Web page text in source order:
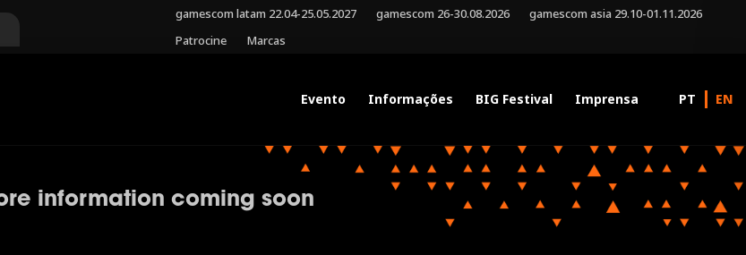
gamescom latam 22.04-25.05.2027 gamescom 26-30.08.2026
gamescom asia 29.10-01.11.2026
Patrocine
Marcas
Evento Informações BIG Festival Imprensa
information coming soon